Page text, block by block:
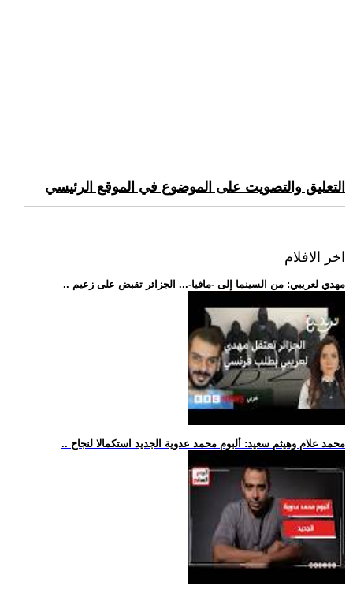
التعليق والتصويت على الموضوع في الموقع الرئيسي
اخر الافلام
.. مهدي لعريبي: من السينما إلى -مافيا-... الجزائر تقبض على زعيم
.. محمد علام وهيثم سعيد: ألبوم محمد عدوية الجديد استكمالا لنجاح